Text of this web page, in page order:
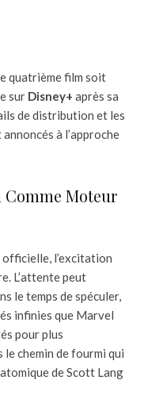
quatrième film soit
sur Disney+ après sa
de distribution et les
à l’approche
Moteur
officielle, l’excitation
L’attente peut
le temps de spéculer,
infinies que Marvel
pour plus
chemin de fourmi qui
de Scott Lang